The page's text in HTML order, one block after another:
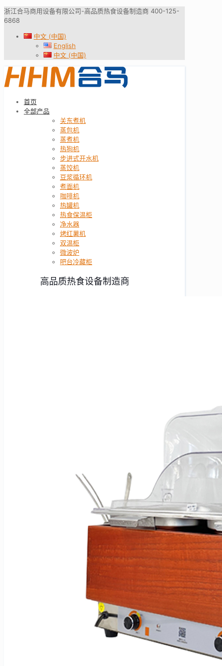
浙江合马商用设备有限公司-高品质热食设备制造商 400-125-
6868
中文 (中国)
English
中文 (中国)
首页
全部产品
关东煮机
蒸包机
蒸煮机
热狗机
步进式开水机
蒸饺机
豆浆循环机
煮面机
咖啡机
热罐机
热食保温柜
净水器
烤红薯机
双温柜
微波炉
吧台冷藏柜
高品质热食设备制造商